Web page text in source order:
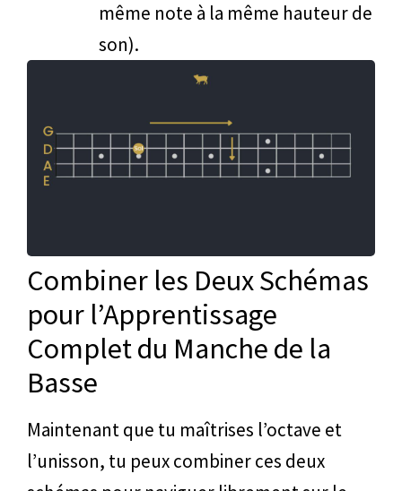
même note à la même hauteur de
son).
Combiner les Deux Schémas
pour l’Apprentissage
Complet du Manche de la
Basse
Maintenant que tu maîtrises l’octave et
l’unisson, tu peux combiner ces deux